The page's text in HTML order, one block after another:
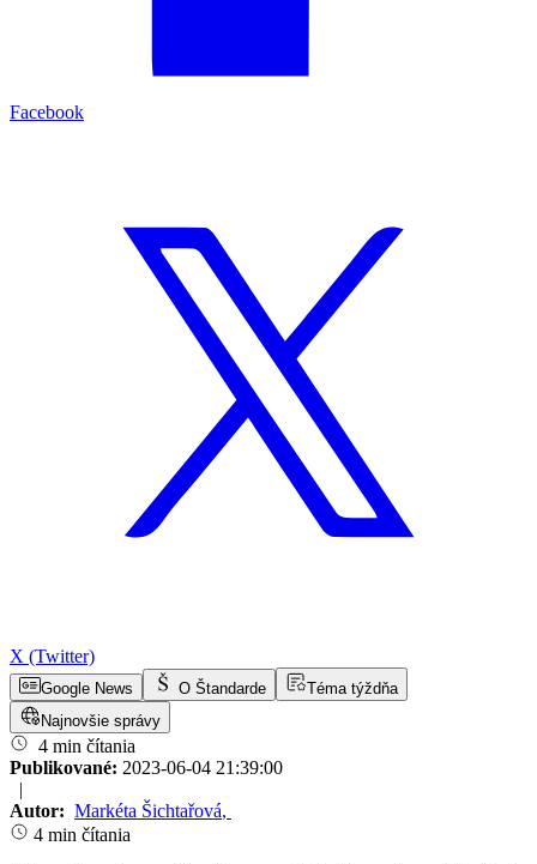
Facebook
X (Twitter)
Google News O Štandarde
Téma týždňa
Najnovšie správy
4 min čítania
Publikované: 2023-06-04 21:39:00
|
Autor: Markéta Šichtařová,
4 min čítania